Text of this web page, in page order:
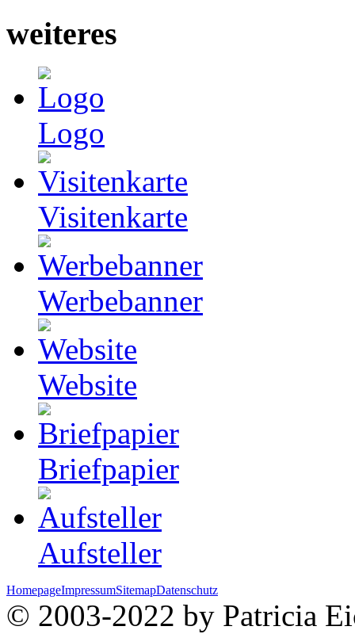
weiteres
Logo
Visitenkarte
Werbebanner
Website
Briefpapier
Aufsteller
HomepageImpressumSitemapDatenschutz
© 2003-2022 by Patricia